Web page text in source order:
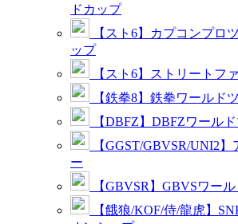
ドカップ
【スト6】カプコンプロ
ップ
【スト6】ストリートフ
【鉄拳8】鉄拳ワールド
【DBFZ】DBFZワール
【GGST/GBVSR/UNI2
ー
【GBVSR】GBVSワー
【餓狼/KOF/侍/龍虎】